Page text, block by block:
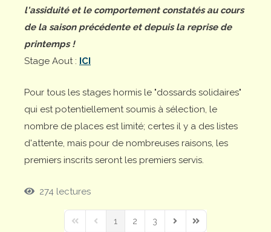
l'assiduité et le comportement constatés au cours
de la saison précédente et depuis la reprise de
printemps !
Stage Aout : ICI
Pour tous les stages hormis le "dossards solidaires"
qui est potentiellement soumis à sélection, le
nombre de places est limité; certes il y a des listes
d'attente, mais pour de nombreuses raisons, les
premiers inscrits seront les premiers servis.
274 lectures
First PagePrevious Page
1 2 3
Next PageLast Page